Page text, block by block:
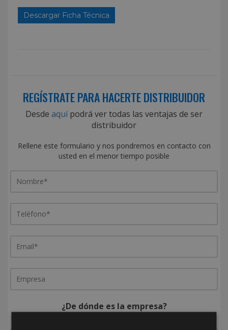
Descargar Ficha Técnica
REGÍSTRATE PARA HACERTE DISTRIBUIDOR
Desde aquípodrá ver todas las ventajas de ser
distribuidor
Rellene este formulario y nos pondremos en contacto con
usted en el menor tiempo posible
¿De dónde es la empresa?